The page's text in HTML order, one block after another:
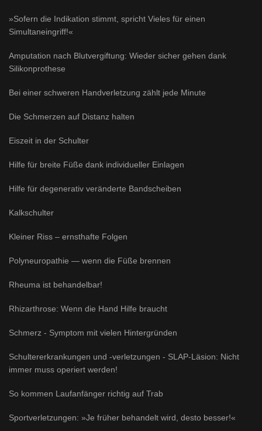
»Sofern die Indikation stimmt, spricht Vieles für einen
Simultaneingriff!«
Amputation nach Blutvergiftung: Wieder sicher gehen dank
Silikonprothese
Bei einer schweren Handverletzung zählt jede Minute
Die Schmerzen auf Distanz halten
Eiszeit in der Schulter
Hilfe für breite Füße dank individueller Einlagen
Hilfe für degenerativ veränderte Bandscheiben
Kalkschulter
Kleiner Riss – ernsthafte Folgen
Polyneuropathie — wenn die Füße brennen
Rheuma ist behandelbar!
Rhizarthrose: Wenn die Hand Hilfe braucht
Schmerz - Symptom mit vielen Hintergründen
Schultererkrankungen und -verletzungen - SLAP-Läsion: Nicht
immer muss operiert werden!
So kommen Laufanfänger richtig auf Trab
Sportverletzungen: »Je früher behandelt wird, desto besser!«